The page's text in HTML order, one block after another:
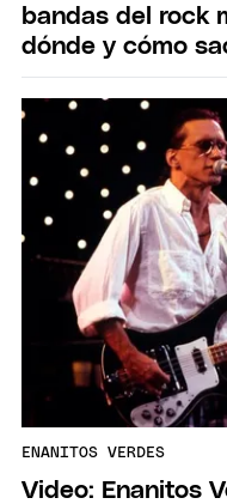
bandas del rock
dónde y cómo
ENANITOS VERDES
Video: Enanitos